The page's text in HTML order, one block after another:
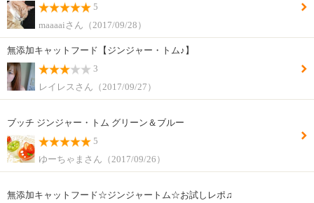
5
maaaaiさん（2017/09/28）
無添加キャットフード【ジンジャー・トム♪】
3
レイレスさん（2017/09/27）
ブッチ ジンジャー・トム グリーン＆ブルー
5
ゆーちゃまさん（2017/09/26）
無添加キャットフード☆ジンジャートム☆お試しレポ♫